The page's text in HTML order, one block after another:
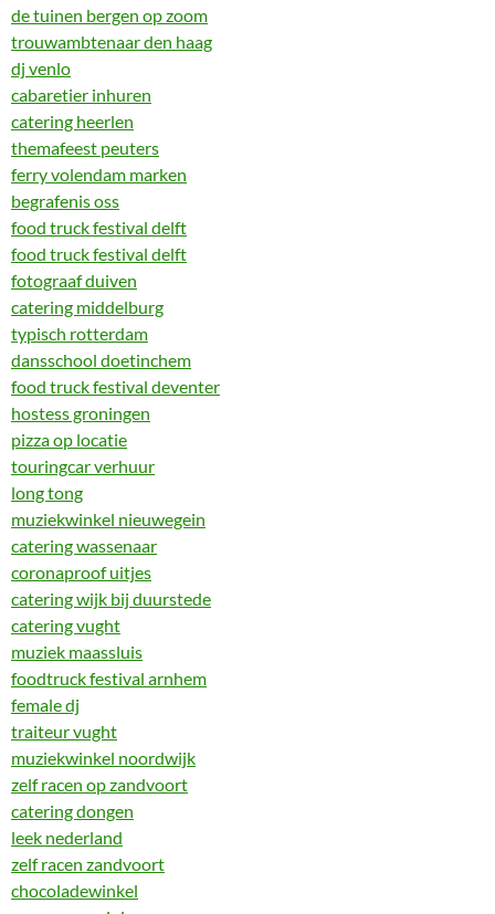
de tuinen bergen op zoom
trouwambtenaar den haag
dj venlo
cabaretier inhuren
catering heerlen
themafeest peuters
ferry volendam marken
begrafenis oss
food truck festival delft
food truck festival delft
fotograaf duiven
catering middelburg
typisch rotterdam
dansschool doetinchem
food truck festival deventer
hostess groningen
pizza op locatie
touringcar verhuur
long tong
muziekwinkel nieuwegein
catering wassenaar
coronaproof uitjes
catering wijk bij duurstede
catering vught
muziek maassluis
foodtruck festival arnhem
female dj
traiteur vught
muziekwinkel noordwijk
zelf racen op zandvoort
catering dongen
leek nederland
zelf racen zandvoort
chocoladewinkel